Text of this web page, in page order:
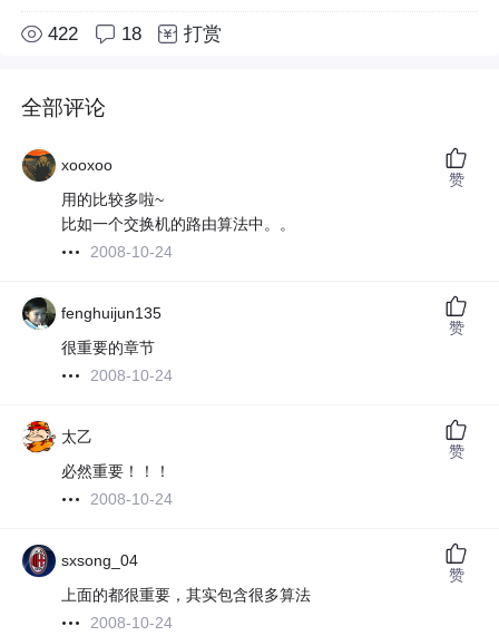
422 18 打赏
全部评论
xooxoo
用的比较多啦~
比如一个交换机的路由算法中。。
2008-10-24
赞
fenghuijun135
很重要的章节
2008-10-24
赞
太乙
必然重要！！！
2008-10-24
赞
sxsong_04
上面的都很重要，其实包含很多算法
2008-10-24
赞